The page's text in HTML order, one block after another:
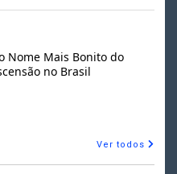
Nome Mais Bonito do
no Brasil
Ver todos